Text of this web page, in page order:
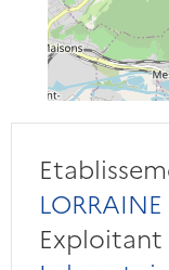
LORRAINE
Exploitant